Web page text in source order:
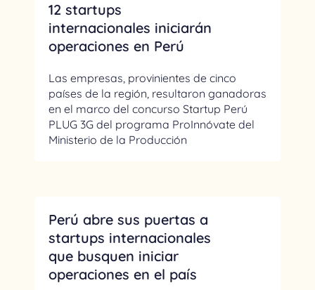
12 startups
internacionales iniciarán
operaciones en Perú
Las empresas, provinientes de cinco
países de la región, resultaron ganadoras
en el marco del concurso Startup Perú
PLUG 3G del programa ProInnóvate del
Ministerio de la Producción
Perú abre sus puertas a
startups internacionales
que busquen iniciar
operaciones en el país